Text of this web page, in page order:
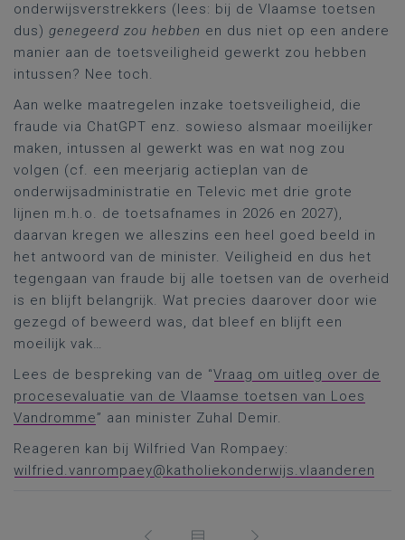
onderwijsverstrekkers (lees: bij de Vlaamse toetsen
dus) genegeerd zou hebben en dus niet op een andere
manier aan de toetsveiligheid gewerkt zou hebben
intussen? Nee toch.
Aan welke maatregelen inzake toetsveiligheid, die
fraude via ChatGPT enz. sowieso alsmaar moeilijker
maken, intussen al gewerkt was en wat nog zou
volgen (cf. een meerjarig actieplan van de
onderwijsadministratie en Televic met drie grote
lijnen m.h.o. de toetsafnames in 2026 en 2027),
daarvan kregen we alleszins een heel goed beeld in
het antwoord van de minister. Veiligheid en dus het
tegengaan van fraude bij alle toetsen van de overheid
is en blijft belangrijk. Wat precies daarover door wie
gezegd of beweerd was, dat bleef en blijft een
moeilijk vak…
Lees de bespreking van de “Vraag om uitleg over de
procesevaluatie van de Vlaamse toetsen van Loes
Vandromme” aan minister Zuhal Demir.
Reageren kan bij Wilfried Van Rompaey:
wilfried.vanrompaey@katholiekonderwijs.vlaanderen